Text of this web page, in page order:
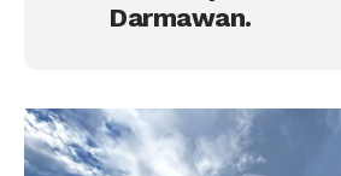
Darmawan.